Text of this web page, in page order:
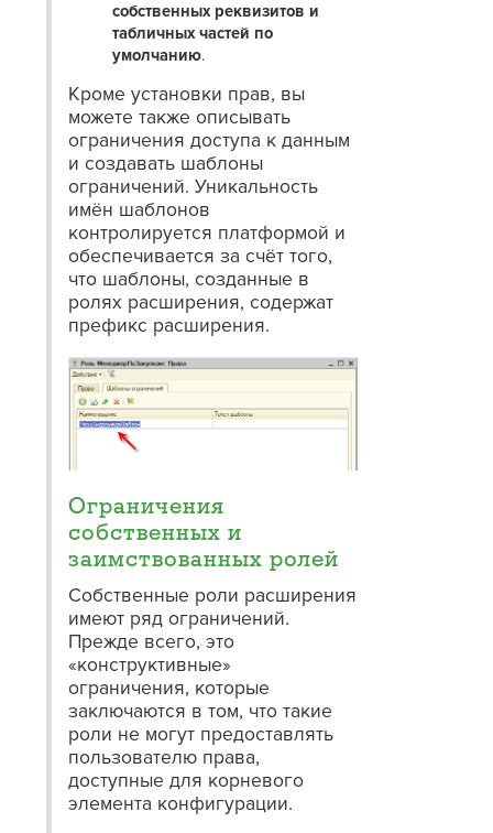
собственных реквизитов и
табличных частей по
умолчанию.
Кроме установки прав, вы
можете также описывать
ограничения доступа к данным
и создавать шаблоны
ограничений. Уникальность
имён шаблонов
контролируется платформой и
обеспечивается за счёт того,
что шаблоны, созданные в
ролях расширения, содержат
префикс расширения.
Ограничения
собственных и
заимствованных ролей
Собственные роли расширения
имеют ряд ограничений.
Прежде всего, это
«конструктивные»
ограничения, которые
заключаются в том, что такие
роли не могут предоставлять
пользователю права,
доступные для корневого
элемента конфигурации.